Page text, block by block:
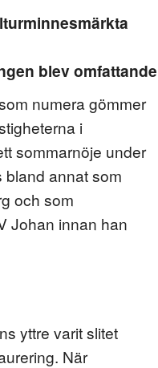
blev
numera gömmer
i
sommarnöje under
bland annat som
och som
Johan innan han
yttre varit slitet
När